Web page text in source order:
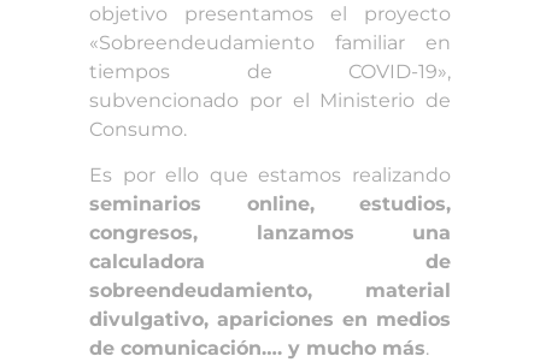
objetivo presentamos el proyecto
«Sobreendeudamiento familiar en
tiempos de COVID-19»,
subvencionado por el Ministerio de
Consumo.
Es por ello que estamos realizando
seminarios online, estudios,
congresos, lanzamos una
calculadora de
sobreendeudamiento, material
divulgativo, apariciones en medios
de comunicación…. y mucho más.